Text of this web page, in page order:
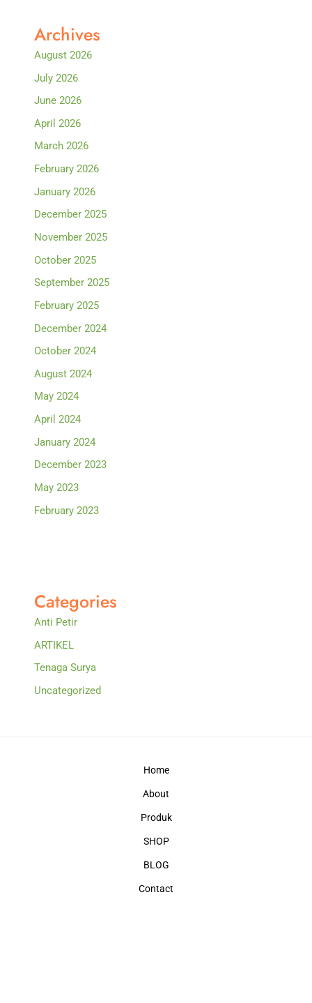
Archives
August 2026
July 2026
June 2026
April 2026
March 2026
February 2026
January 2026
December 2025
November 2025
October 2025
September 2025
February 2025
December 2024
October 2024
August 2024
May 2024
April 2024
January 2024
December 2023
May 2023
February 2023
Categories
Anti Petir
ARTIKEL
Tenaga Surya
Uncategorized
Home
About
Produk
SHOP
BLOG
Contact